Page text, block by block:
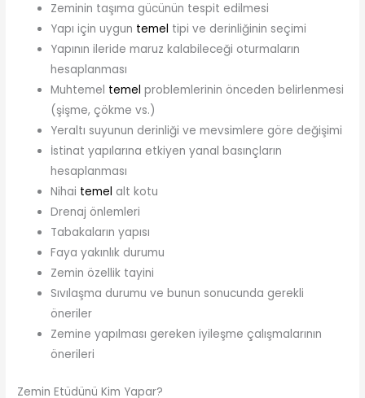
Zeminin taşıma gücünün tespit edilmesi
Yapı için uygun temel tipi ve derinliğinin seçimi
Yapının ileride maruz kalabileceği oturmaların
hesaplanması
Muhtemel temel problemlerinin önceden belirlenmesi
(şişme, çökme vs.)
Yeraltı suyunun derinliği ve mevsimlere göre değişimi
İstinat yapılarına etkiyen yanal basınçların
hesaplanması
Nihai temel alt kotu
Drenaj önlemleri
Tabakaların yapısı
Faya yakınlık durumu
Zemin özellik tayini
Sıvılaşma durumu ve bunun sonucunda gerekli
öneriler
Zemine yapılması gereken iyileşme çalışmalarının
önerileri
Zemin Etüdünü Kim Yapar?